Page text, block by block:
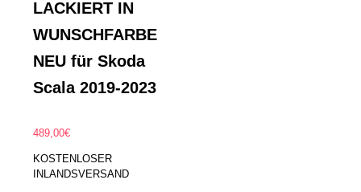
LACKIERT IN
WUNSCHFARBE
NEU für Skoda
Scala 2019-2023
489,00€
KOSTENLOSER
INLANDSVERSAND